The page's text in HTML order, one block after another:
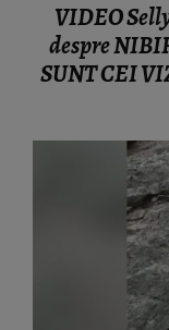
VIDEO
despre
SUNT CEI